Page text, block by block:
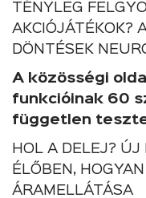
TÉNYLEG
AKCIÓJÁTÉKOK?
DÖNTÉSEK
A közösségi
funkcióinak 60
független
HOL A DELEJ?
ÉLŐBEN,
ÁRAMELLÁTÁSA